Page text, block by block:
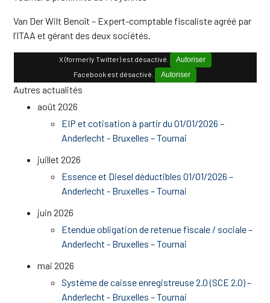
Van Der Wilt Benoît – Expert-comptable fiscaliste agréé par
l’ITAA et gérant des deux sociétés.
X (formerly Twitter) est désactivé.
Autoriser
Facebook est désactivé.
Autoriser
Autres actualités
août 2026
EIP et cotisation à partir du 01/01/2026 –
Anderlecht - Bruxelles – Tournai
juillet 2026
Essence et Diesel déductibles 01/01/2026 –
Anderlecht - Bruxelles – Tournai
juin 2026
Etendue obligation de retenue fiscale / sociale –
Anderlecht - Bruxelles – Tournai
mai 2026
Système de caisse enregistreuse 2.0 (SCE 2.0) –
Anderlecht - Bruxelles – Tournai